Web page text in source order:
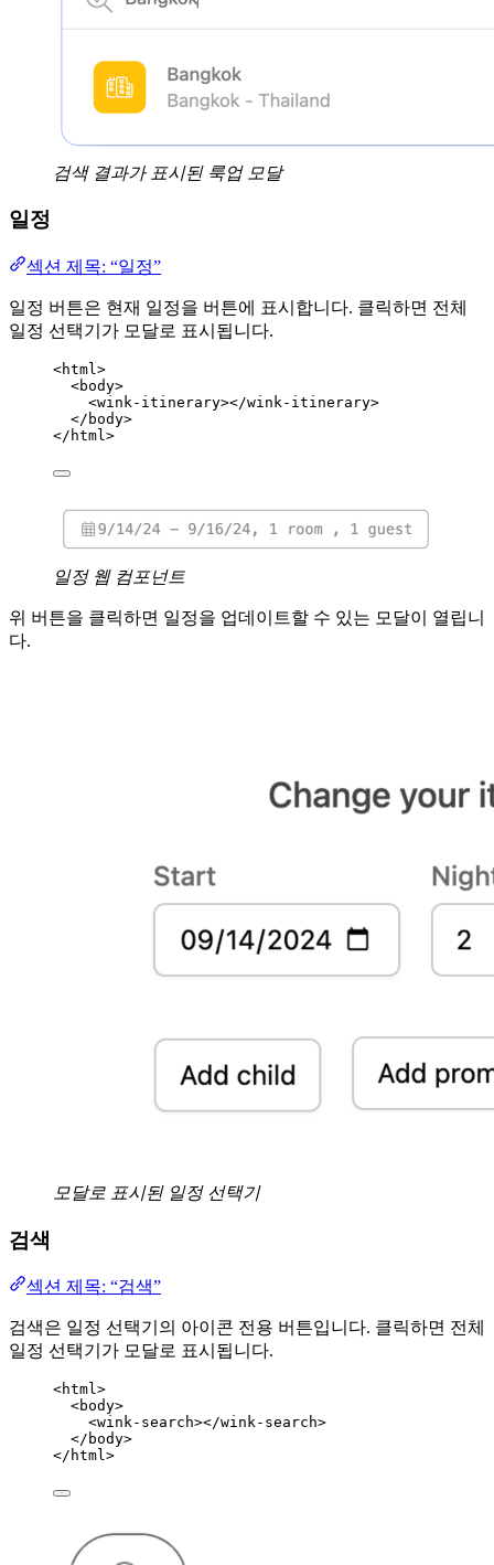
검색 결과가 표시된 룩업 모달
일정
섹션 제목: “일정”
일정 버튼은 현재 일정을 버튼에 표시합니다. 클릭하면 전체
일정 선택기가 모달로 표시됩니다.
<html >
<body>
<wink-itinerary></wink-itinerary>
</ body>
</ html >
일정 웹 컴포넌트
위 버튼을 클릭하면 일정을 업데이트할 수 있는 모달이 열립니
다.
모달로 표시된 일정 선택기
검색
섹션 제목: “검색”
검색은 일정 선택기의 아이콘 전용 버튼입니다. 클릭하면 전체
일정 선택기가 모달로 표시됩니다.
<html>
<body>
<wink-search></wink-search>
</ body>
</ html>